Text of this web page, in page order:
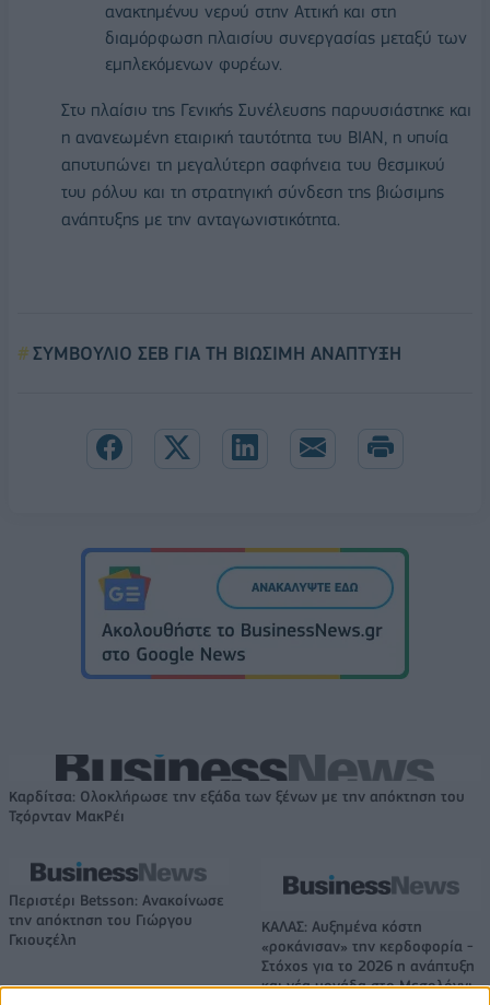
ανακτημένου νερού στην Αττική και στη
διαμόρφωση πλαισίου συνεργασίας μεταξύ των
εμπλεκόμενων φορέων.
Στο πλαίσιο της Γενικής Συνέλευσης παρουσιάστηκε και
η ανανεωμένη εταιρική ταυτότητα του ΒΙΑΝ, η οποία
αποτυπώνει τη μεγαλύτερη σαφήνεια του θεσμικού
του ρόλου και τη στρατηγική σύνδεση της βιώσιμης
ανάπτυξης με την ανταγωνιστικότητα.
ΣΥΜΒΟΥΛΙΟ ΣΕΒ ΓΙΑ ΤΗ ΒΙΩΣΙΜΗ ΑΝΑΠΤΥΞΗ
Καρδίτσα: Ολοκλήρωσε την εξάδα των ξένων με την απόκτηση του
Τζόρνταν ΜακΡέι
Περιστέρι Betsson: Ανακοίνωσε
την απόκτηση του Γιώργου
Γκιουζέλη
ΚΑΛΑΣ: Αυξημένα κόστη
«ροκάνισαν» την κερδοφορία -
Στόχος για το 2026 η ανάπτυξη
και νέα μονάδα στο Μεσολόγγι